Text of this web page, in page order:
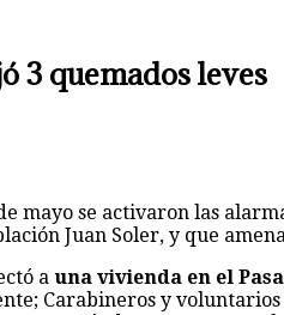
3 quemados leves
mayo se activaron las
Juan Soler, y que
a una vivienda en el
Carabineros y